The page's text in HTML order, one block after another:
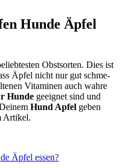
Hun­de Äpfel
Obst­sor­ten. Dies ist
Äpfel nicht nur gut schme­
Vit­ami­nen auch wah­re
Hun­de geeig­net sind und
Hund Apfel geben
Arti­kel.
Äpfel essen?